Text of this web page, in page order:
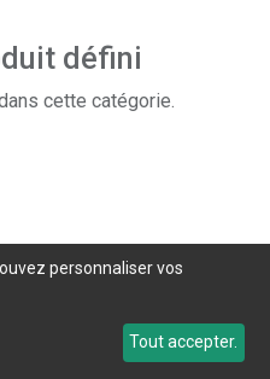
défini
cette catégorie.
personnaliser vos
Tout accepter.